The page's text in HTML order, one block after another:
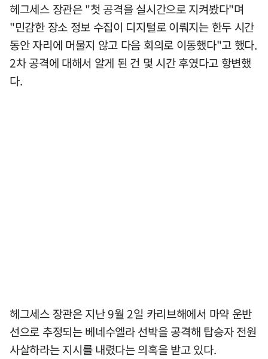
헤그세스 장관은 "첫 공격을 실시간으로 지켜봤다"며
"민감한 장소 정보 수집이 디지털로 이뤄지는 한두 시간
동안 자리에 머물지 않고 다음 회의로 이동했다"고 했다.
2차 공격에 대해서 알게 된 건 몇 시간 후였다고 항변했
다.
헤그세스 장관은 지난 9월 2일 카리브해에서 마약 운반
선으로 추정되는 베네수엘라 선박을 공격해 탑승자 전원
사살하라는 지시를 내렸다는 의혹을 받고 있다.